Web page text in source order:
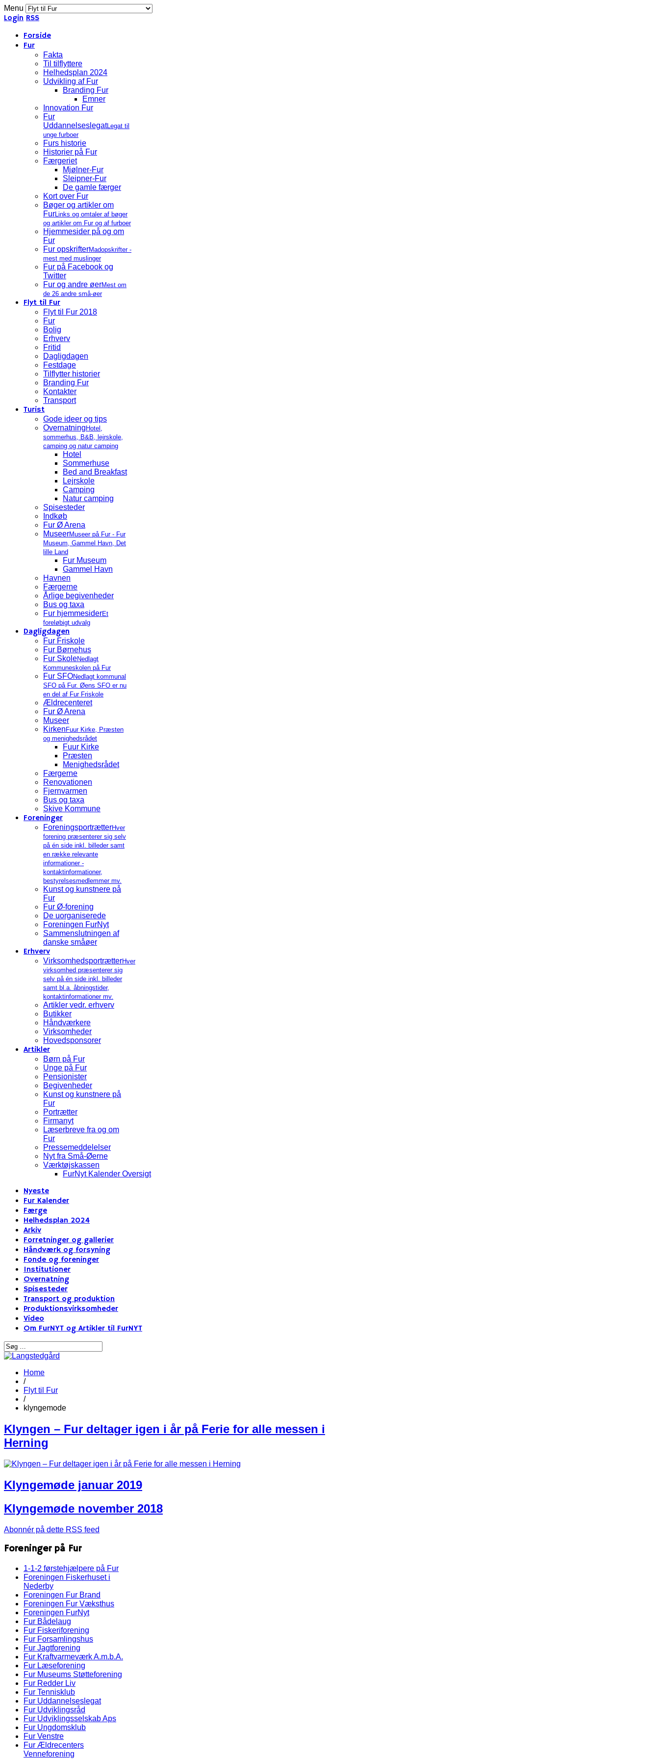
Menu
Login RSS
Forside
Fur
Fakta
Til tilflyttere
Helhedsplan 2024
Udvikling af Fur
Branding Fur
Emner
Innovation Fur
Fur
UddannelseslegatLegat til
unge furboer
Furs historie
Historier på Fur
Færgeriet
Mjølner-Fur
Sleipner-Fur
De gamle færger
Kort over Fur
Bøger og artikler om
FurLinks og omtaler af bøger
og artikler om Fur og af furboer
Hjemmesider på og om
Fur
Fur opskrifterMadopskrifter -
mest med muslinger
Fur på Facebook og
Twitter
Fur og andre øerMest om
de 26 andre små-øer
Flyt til Fur
Flyt til Fur 2018
Fur
Bolig
Erhverv
Fritid
Dagligdagen
Festdage
Tilflytter historier
Branding Fur
Kontakter
Transport
Turist
Gode ideer og tips
Overnatning Hotel,
sommerhus, B&B, lejrskole,
camping og natur camping
Hotel
Sommerhuse
Bed and Breakfast
Lejrskole
Camping
Natur camping
Spisesteder
Indkøb
Fur Ø Arena
MuseerMuseer på Fur - Fur
Museum, Gammel Havn, Det
lille Land
Fur Museum
Gammel Havn
Havnen
Færgerne
Årlige begivenheder
Bus og taxa
Fur hjemmesiderEt
foreløbigt udvalg
Dagligdagen
Fur Friskole
Fur Børnehus
Fur SkoleNedlagt
Kommuneskolen på Fur
Fur SFONedlagt kommunal
SFO på Fur. Øens SFO er nu
en del af Fur Friskole
Ældrecenteret
Fur Ø Arena
Museer
Kirken Fuur Kirke, Præsten
og menighedsrådet
Fuur Kirke
Præsten
Menighedsrådet
Færgerne
Renovationen
Fjernvarmen
Bus og taxa
Skive Kommune
Foreninger
ForeningsportrætterHver
forening præsenterer sig selv
på én side inkl. billeder samt
en række relevante
informationer -
kontaktinformationer,
bestyrelsesmedlemmer mv.
Kunst og kunstnere på
Fur
Fur Ø-forening
De uorganiserede
Foreningen FurNyt
Sammenslutningen af
danske småøer
Erhverv
VirksomhedsportrætterHver
virksomhed præsenterer sig
selv på én side inkl. billeder
samt bl.a. åbningstider,
kontaktinformationer mv.
Artikler vedr. erhverv
Butikker
Håndværkere
Virksomheder
Hovedsponsorer
Artikler
Børn på Fur
Unge på Fur
Pensionister
Begivenheder
Kunst og kunstnere på
Fur
Portrætter
Firmanyt
Læserbreve fra og om
Fur
Pressemeddelelser
Nyt fra Små-Øerne
Værktøjskassen
FurNyt Kalender Oversigt
Nyeste
Fur Kalender
Færge
Helhedsplan 2024
Arkiv
Forretninger og gallerier
Håndværk og forsyning
Fonde og foreninger
Institutioner
Overnatning
Spisesteder
Transport og produktion
Produktionsvirksomheder
Video
Om FurNYT og Artikler til FurNYT
Home
/
Flyt til Fur
/
klyngemode
Klyngen – Fur deltager igen i år på Ferie for alle messen i
Herning
Klyngemøde januar 2019
Klyngemøde november 2018
Abonnér på dette RSS feed
Foreninger på Fur
1-1-2 førstehjælpere på Fur
Foreningen Fiskerhuset i
Nederby
Foreningen Fur Brand
Foreningen Fur Væksthus
Foreningen FurNyt
Fur Bådelaug
Fur Fiskeriforening
Fur Forsamlingshus
Fur Jagtforening
Fur Kraftvarmeværk A.m.b.A.
Fur Læseforening
Fur Museums Støtteforening
Fur Redder Liv
Fur Tennisklub
Fur Uddannelseslegat
Fur Udviklingsråd
Fur Udviklingsselskab Aps
Fur Ungdomsklub
Fur Venstre
Fur Ældrecenters
Venneforening